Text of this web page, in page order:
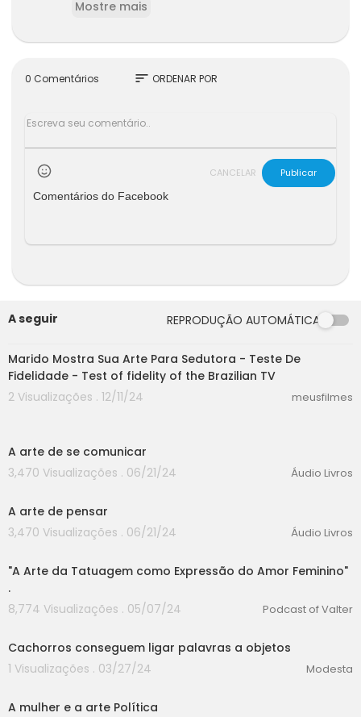
a melhor.
Mostre mais
0 Comentários sort ORDENAR POR
CANCELAR
Publicar
Comentários do Facebook
A seguir REPRODUÇÃO AUTOMÁTICA
24:58
Marido Mostra Sua Arte Para Sedutora - Teste De
Fidelidade - Test of fidelity of the Brazilian TV
2 Visualizações . 12/11/24
meusfilmes
A arte de se comunicar
3,470 Visualizações . 06/21/24
Áudio Livros
A arte de pensar
3,470 Visualizações . 06/21/24
Áudio Livros
"A Arte da Tatuagem como Expressão do Amor Feminino"
.
8,774 Visualizações . 05/07/24
Podcast of Valter
Cachorros conseguem ligar palavras a objetos
1 Visualizações . 03/27/24
Modesta
A mulher e a arte Política